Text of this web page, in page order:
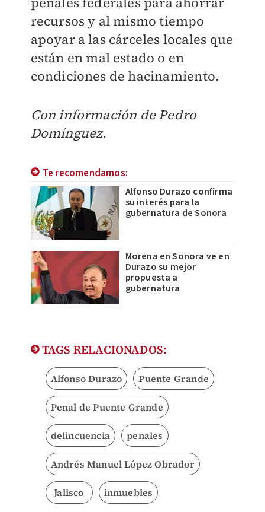
recursos y al mismo tiempo
apoyar a las cárceles locales que
están en mal estado o en
condiciones de hacinamiento.
Con información de Pedro
Domínguez.
Te recomendamos:
Alfonso Durazo confirma
su interés para la
gubernatura de Sonora
Morena en Sonora ve en
Durazo su mejor
propuesta a
gubernatura
TAGS RELACIONADOS:
Alfonso Durazo Puente Grande
Penal de Puente Grande
delincuencia penales
Andrés Manuel López Obrador
Jalisco inmuebles